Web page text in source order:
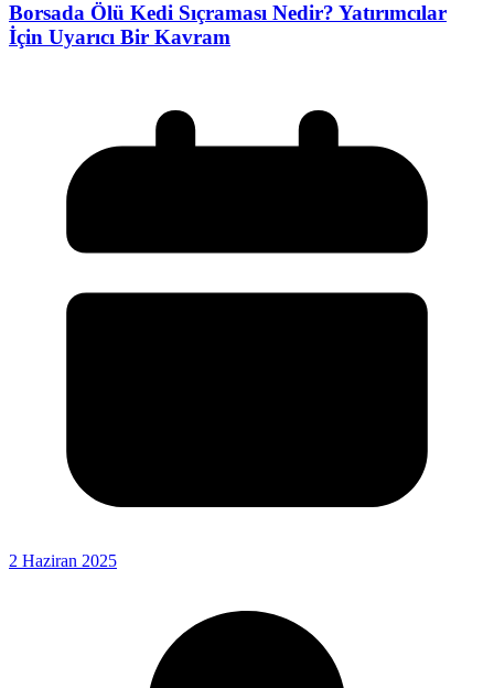
Borsada Ölü Kedi Sıçraması Nedir? Yatırımcılar
İçin Uyarıcı Bir Kavram
2 Haziran 2025